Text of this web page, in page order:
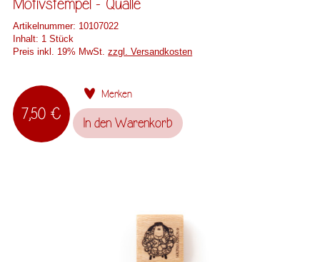
Motivstempel - Qualle
Artikelnummer: 10107022
Inhalt: 1 Stück
Preis inkl. 19% MwSt.zzgl. Versandkosten
7,50 €
Merken
In den Warenkorb